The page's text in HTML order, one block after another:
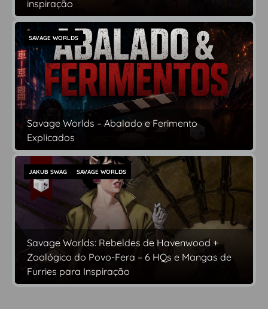
inspiração
Savage Worlds – Abalado e Ferimento
Explicados
SAVAGE WORLDS
Savage Worlds: Rebeldes de Havenwood +
Zoológico do Povo-Fera – 6 HQs e Mangas de
Furries para Inspiração
JAKUB SWAG SAVAGE WORLDS